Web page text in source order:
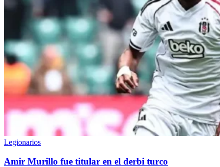
Legionarios
Amir Murillo fue titular en el derbi turco